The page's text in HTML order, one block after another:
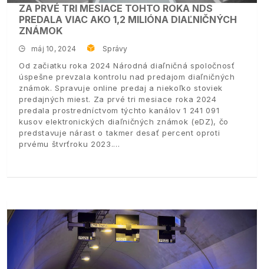
ZA PRVÉ TRI MESIACE TOHTO ROKA NDS
PREDALA VIAC AKO 1,2 MILIÓNA DIAĽNIČNÝCH
ZNÁMOK
máj 10, 2024 Správy
Od začiatku roka 2024 Národná diaľničná spoločnosť
úspešne prevzala kontrolu nad predajom diaľničných
známok. Spravuje online predaj a niekoľko stoviek
predajných miest. Za prvé tri mesiace roka 2024
predala prostredníctvom týchto kanálov 1 241 091
kusov elektronických diaľničných známok (eDZ), čo
predstavuje nárast o takmer desať percent oproti
prvému štvrťroku 2023.